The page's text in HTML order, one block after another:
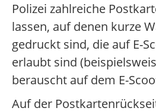
Polizei zahlreiche
lassen, auf denen kurze
gedruckt sind, die auf E-
erlaubt sind
berauscht auf dem E-
Auf der